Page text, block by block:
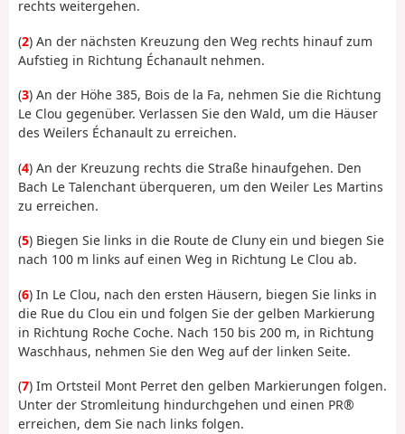
rechts weitergehen.
(2) An der nächsten Kreuzung den Weg rechts hinauf zum
Aufstieg in Richtung Échanault nehmen.
(3) An der Höhe 385, Bois de la Fa, nehmen Sie die Richtung
Le Clou gegenüber. Verlassen Sie den Wald, um die Häuser
des Weilers Échanault zu erreichen.
(4) An der Kreuzung rechts die Straße hinaufgehen. Den
Bach Le Talenchant überqueren, um den Weiler Les Martins
zu erreichen.
(5) Biegen Sie links in die Route de Cluny ein und biegen Sie
nach 100 m links auf einen Weg in Richtung Le Clou ab.
(6) In Le Clou, nach den ersten Häusern, biegen Sie links in
die Rue du Clou ein und folgen Sie der gelben Markierung
in Richtung Roche Coche. Nach 150 bis 200 m, in Richtung
Waschhaus, nehmen Sie den Weg auf der linken Seite.
(7) Im Ortsteil Mont Perret den gelben Markierungen folgen.
Unter der Stromleitung hindurchgehen und einen PR®
erreichen, dem Sie nach links folgen.